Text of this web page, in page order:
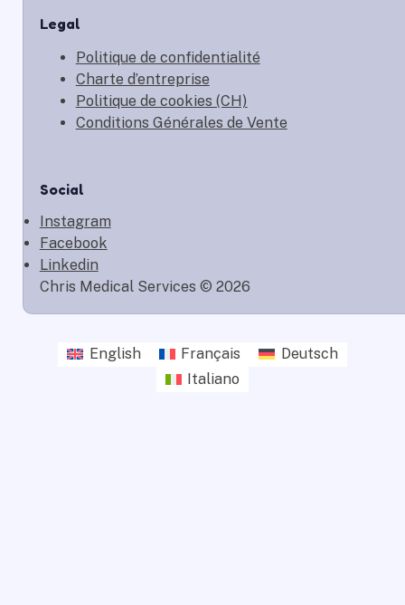
Legal
Politique de confidentialité
Charte d’entreprise
Politique de cookies (CH)
Conditions Générales de Vente
Social
Instagram
Facebook
Linkedin
Chris Medical Services © 2026
English Français
Deutsch
Italiano